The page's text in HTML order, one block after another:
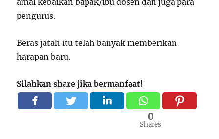
amal kebaikan bapak/ibu dosen dan juga para
pengurus.
Beras jatah itu telah banyak memberikan
harapan baru.
Silahkan share jika bermanfaat!
0
Shares